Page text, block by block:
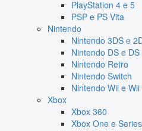
PlayStation 4 e 5
PSP e PS Vita
Nintendo
Nintendo 3DS e
Nintendo DS e
Nintendo Retro
Nintendo Switch
Nintendo Wii e Wii
Xbox
Xbox 360
Xbox One e Series